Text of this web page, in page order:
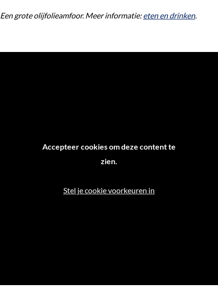
Een grote olijfolieamfoor. Meer informatie:eten en drinken.
Accepteer cookies om deze content te
zien.
Stel je cookie voorkeuren in